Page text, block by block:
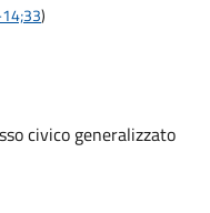
)
civico generalizzato